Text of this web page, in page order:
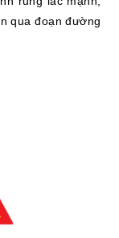
qua đoạn đường